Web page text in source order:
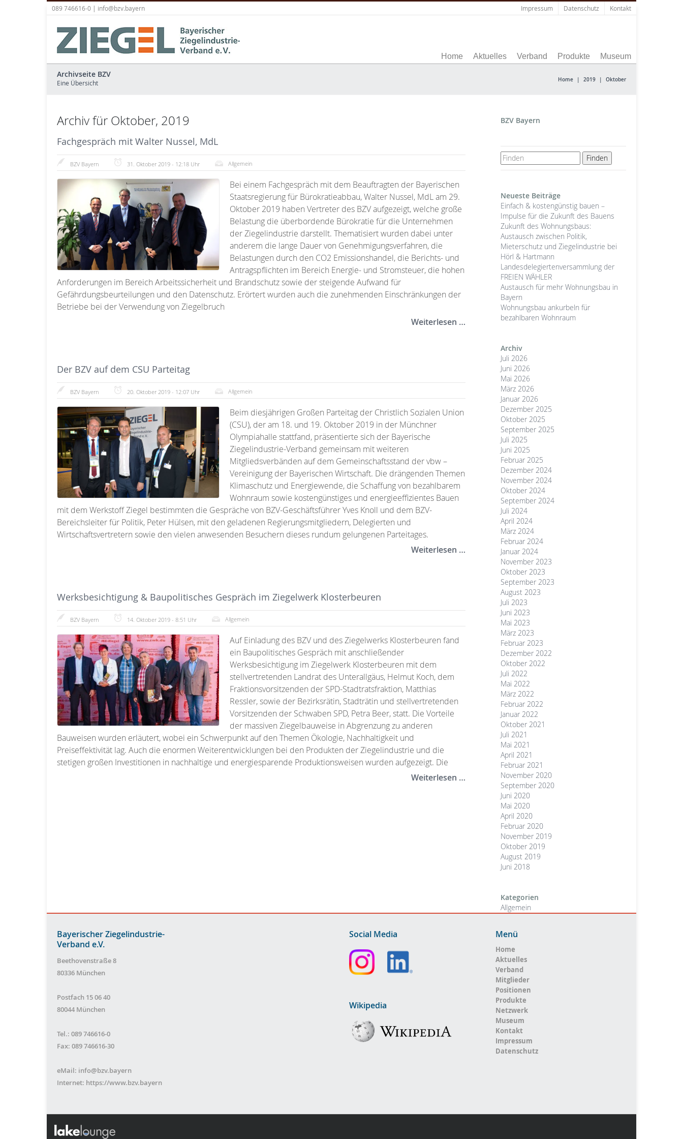
089 746616-0 | info@bzv.bayern Impressum Datenschutz Kontakt
Home Aktuelles Verband Produkte Museum
Archivseite BZV
Eine Übersicht Home | 2019 | Oktober
Archiv für Oktober, 2019
Fachgespräch mit Walter Nussel, MdL
BZV Bayern 31. Oktober 2019 - 12:18 Uhr Allgemein
Bei einem Fachgespräch mit dem Beauftragten der Bayerischen
Staatsregierung für Bürokratieabbau, Walter Nussel, MdL am 29.
Oktober 2019 haben Vertreter des BZV aufgezeigt, welche große
Belastung die überbordende Bürokratie für die Unternehmen
der Ziegelindustrie darstellt. Thematisiert wurden dabei unter
anderem die lange Dauer von Genehmigungsverfahren, die
Belastungen durch den CO2 Emissionshandel, die Berichts- und
Antragspflichten im Bereich Energie- und Stromsteuer, die hohen
Anforderungen im Bereich Arbeitssicherheit und Brandschutz sowie der steigende Aufwand für
Gefährdungsbeurteilungen und den Datenschutz. Erörtert wurden auch die zunehmenden Einschränkungen der
Betriebe bei der Verwendung von Ziegelbruch
Weiterlesen …
Der BZV auf dem CSU Parteitag
BZV Bayern 20. Oktober 2019 - 12:07 Uhr Allgemein
Beim diesjährigen Großen Parteitag der Christlich Sozialen Union
(CSU), der am 18. und 19. Oktober 2019 in der Münchner
Olympiahalle stattfand, präsentierte sich der Bayerische
Ziegelindustrie-Verband gemeinsam mit weiteren
Mitgliedsverbänden auf dem Gemeinschaftsstand der vbw –
Vereinigung der Bayerischen Wirtschaft. Die drängenden Themen
Klimaschutz und Energiewende, die Schaffung von bezahlbarem
Wohnraum sowie kostengünstiges und energieeffizientes Bauen
mit dem Werkstoff Ziegel bestimmten die Gespräche von BZV-Geschäftsführer Yves Knoll und dem BZV-
Bereichsleiter für Politik, Peter Hülsen, mit den geladenen Regierungsmitgliedern, Delegierten und
Wirtschaftsvertretern sowie den vielen anwesenden Besuchern dieses rundum gelungenen Parteitages.
Weiterlesen …
Werksbesichtigung & Baupolitisches Gespräch im Ziegelwerk Klosterbeuren
BZV Bayern 14. Oktober 2019 - 8:51 Uhr Allgemein
Auf Einladung des BZV und des Ziegelwerks Klosterbeuren fand
ein Baupolitisches Gespräch mit anschließender
Werksbesichtigung im Ziegelwerk Klosterbeuren mit dem
stellvertretenden Landrat des Unterallgäus, Helmut Koch, dem
Fraktionsvorsitzenden der SPD-Stadtratsfraktion, Matthias
Ressler, sowie der Bezirksrätin, Stadträtin und stellvertretenden
Vorsitzenden der Schwaben SPD, Petra Beer, statt. Die Vorteile
der massiven Ziegelbauweise in Abgrenzung zu anderen
Bauweisen wurden erläutert, wobei ein Schwerpunkt auf den Themen Ökologie, Nachhaltigkeit und
Preiseffektivität lag. Auch die enormen Weiterentwicklungen bei den Produkten der Ziegelindustrie und die
stetigen großen Investitionen in nachhaltige und energiesparende Produktionsweisen wurden aufgezeigt. Die
Weiterlesen …
BZV Bayern
Neueste Beiträge
Einfach & kostengünstig bauen –
Impulse für die Zukunft des Bauens
Zukunft des Wohnungsbaus:
Austausch zwischen Politik,
Mieterschutz und Ziegelindustrie bei
Hörl & Hartmann
Landesdelegiertenversammlung der
FREIEN WÄHLER
Austausch für mehr Wohnungsbau in
Bayern
Wohnungsbau ankurbeln für
bezahlbaren Wohnraum
Archiv
Juli 2026
Juni 2026
Mai 2026
März 2026
Januar 2026
Dezember 2025
Oktober 2025
September 2025
Juli 2025
Juni 2025
Februar 2025
Dezember 2024
November 2024
Oktober 2024
September 2024
Juli 2024
April 2024
März 2024
Februar 2024
Januar 2024
November 2023
Oktober 2023
September 2023
August 2023
Juli 2023
Juni 2023
Mai 2023
März 2023
Februar 2023
Dezember 2022
Oktober 2022
Juli 2022
Mai 2022
März 2022
Februar 2022
Januar 2022
Oktober 2021
Juli 2021
Mai 2021
April 2021
Februar 2021
November 2020
September 2020
Juni 2020
Mai 2020
April 2020
Februar 2020
November 2019
Oktober 2019
August 2019
Juni 2018
Kategorien
Allgemein
Bayerischer Ziegelindustrie-
Verband e.V.
Beethovenstraße 8
80336 München
Postfach 15 06 40
80044 München
Tel.: 089 746616-0
Fax: 089 746616-30
eMail: info@bzv.bayern
Internet: https://www.bzv.bayern
Social Media
Wikipedia
Menü
Home
Aktuelles
Verband
Mitglieder
Positionen
Produkte
Netzwerk
Museum
Kontakt
Impressum
Datenschutz